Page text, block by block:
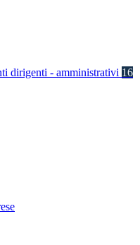
dirigenti - amministrativi 16